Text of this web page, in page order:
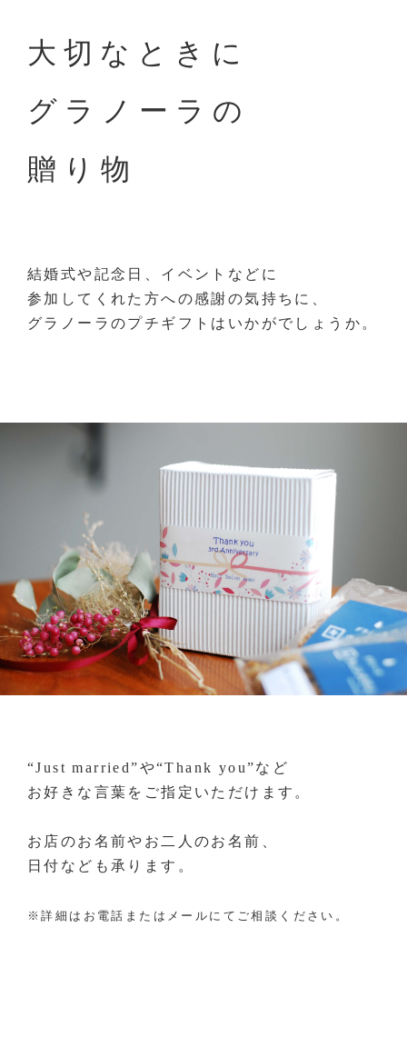
大切なときに
グラノーラの
贈り物
結婚式や記念日、イベントなどに
参加してくれた方への感謝の気持ちに、
グラノーラのプチギフトはいかがでしょうか。
“Just married”や“Thank you”など
お好きな言葉をご指定いただけます。
お店のお名前やお二人のお名前、
日付なども承ります。
※詳細はお電話またはメールにてご相談ください。